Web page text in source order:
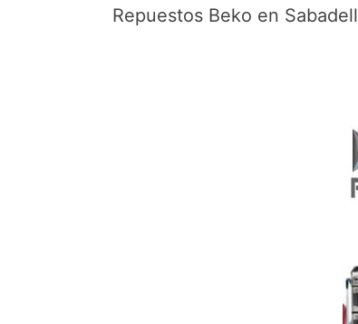
Repuestos Beko en